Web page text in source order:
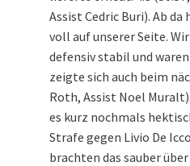
Assist Cedric Buri). Ab
voll auf unserer Seite.
defensiv stabil und
zeigte sich auch beim
Roth, Assist Noel
es kurz nochmals
Strafe gegen Livio De
brachten das sauber